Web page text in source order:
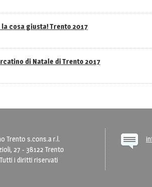
la cosa giusta! Trento 2017
di Natale di Trento 2017
Trento s.cons.a r.l.
27 - 38122 Trento
i diritti riservati